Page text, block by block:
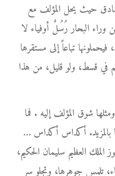
حيث يحل المؤلف مع
البحار رُسُلٌ أوفياء لا
تباعاً إلى مستقرها
في قسط، ولو قليل، من هذا
شوق المؤلف إليه . فما
بالمزيد. أكداس أكداس …
العظيم سليمان الحكيم،
تلمس جوهرها، وتجلو سر